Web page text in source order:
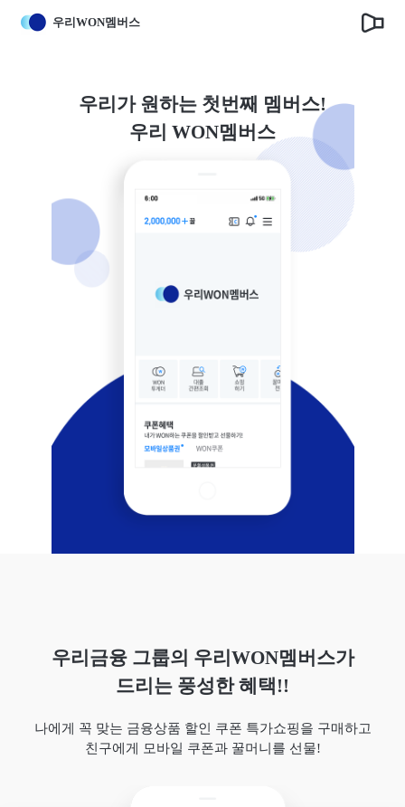
우리WON멤버스
우리가 원하는 첫번째 멤버스!
우리 WON멤버스
우리금융 그룹의 우리WON멤버스가
드리는 풍성한 혜택!!
나에게 꼭 맞는 금융상품 할인 쿠폰 특가쇼핑을 구매하고
친구에게 모바일 쿠폰과 꿀머니를 선물!